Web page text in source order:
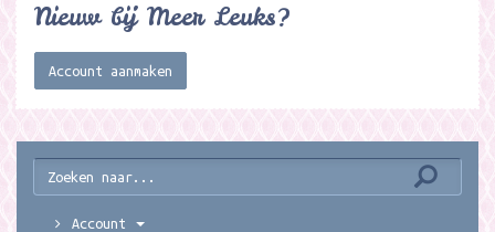
Nieuw bij Meer Leuks?
Account aanmaken
Account